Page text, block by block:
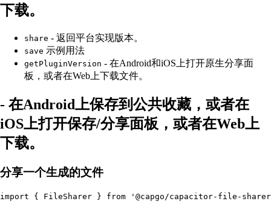
下载。
share - 返回平台实现版本。
save 示例用法
getPluginVersion - 在Android和iOS上打开原生分享面
板，或者在Web上下载文件。
- 在Android上保存到公共收藏，或者在
iOS上打开保存/分享面板，或者在Web上
下载。
分享一个生成的文件
import { FileSharer } from '@capgo/capacitor-file-